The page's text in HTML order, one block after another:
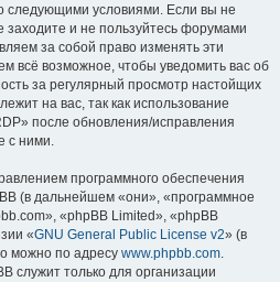
следующими условиями. Если вы не
заходите и не пользуйтесь форумами
за собой право изменять эти
всё возможное, чтобы уведомить вас об
за регулярный просмотр настойщих
на вас, так как использование
после обновления/исправления
с ними.
программного обеспечения
(в дальнейшем «они», «программное
«phpBB Limited», «phpBB
«GNU General Public License v2» (в
можно по адресу www.phpbb.com.
служит только для организации